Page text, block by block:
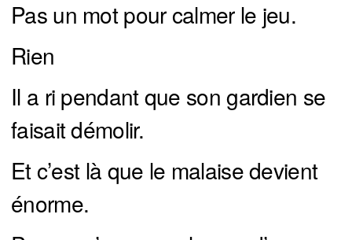
Pas un mot pour calmer le jeu.
Rien
Il a ri pendant que son gardien se
faisait démolir.
Et c’est là que le malaise devient
énorme.